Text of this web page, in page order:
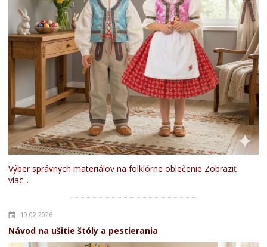
Výber správnych materiálov na folklórne oblečenie Zobraziť
viac...
19.02.2026
Návod na ušitie štóly a pestierania